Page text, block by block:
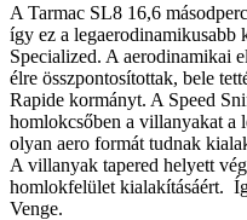
A Tarmac SL8 16,6
így ez a legaerodinamikusabb
Specialized. A aerodinamikai
élre összpontosítottak, bele
Rapide kormányt. A Speed
homlokcsőben a villanyakat a
olyan aero formát tudnak
A villanyak tapered helyett
homlokfelület kialakításáért.
Venge.